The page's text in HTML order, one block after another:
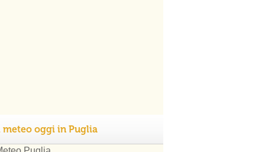
meteo oggi in Puglia